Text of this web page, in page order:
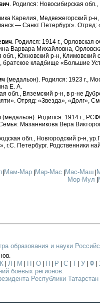
. Родился: Новосибирская обл.,
Карелия, Медвежегорский
— Санкт Петербург». Отряд:
. Родился: 1914 г., Орловская
Варвара Михайловна,
обл., Юхновский р-н,
братское кладбище «Большие
(медальон). Родился: 1923 г.,
Е. А.
обл., Вяземский р-н, в р-не
Отряд: «Звезда», «Долг»,
(медальон). Родился: 1914 г.,
Мазанникова Вера
обл., Новгородский р-н,
г.С. Петербург. Родственники
Мам-Мар Мар-Мас Мас-Маш
Мор-Мул
образования и науки
К| Л М Н О| П Р С| Т У| Ф
боевых регионов.
Республики